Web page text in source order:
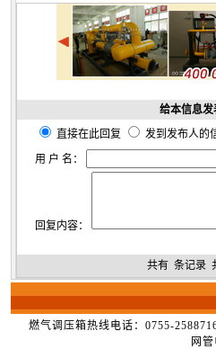
给本信息发
直接在此回复
发到发布人的
用 户 名：
回复内容：
共有 条记录
燃气调压箱热线电话：0755-
网